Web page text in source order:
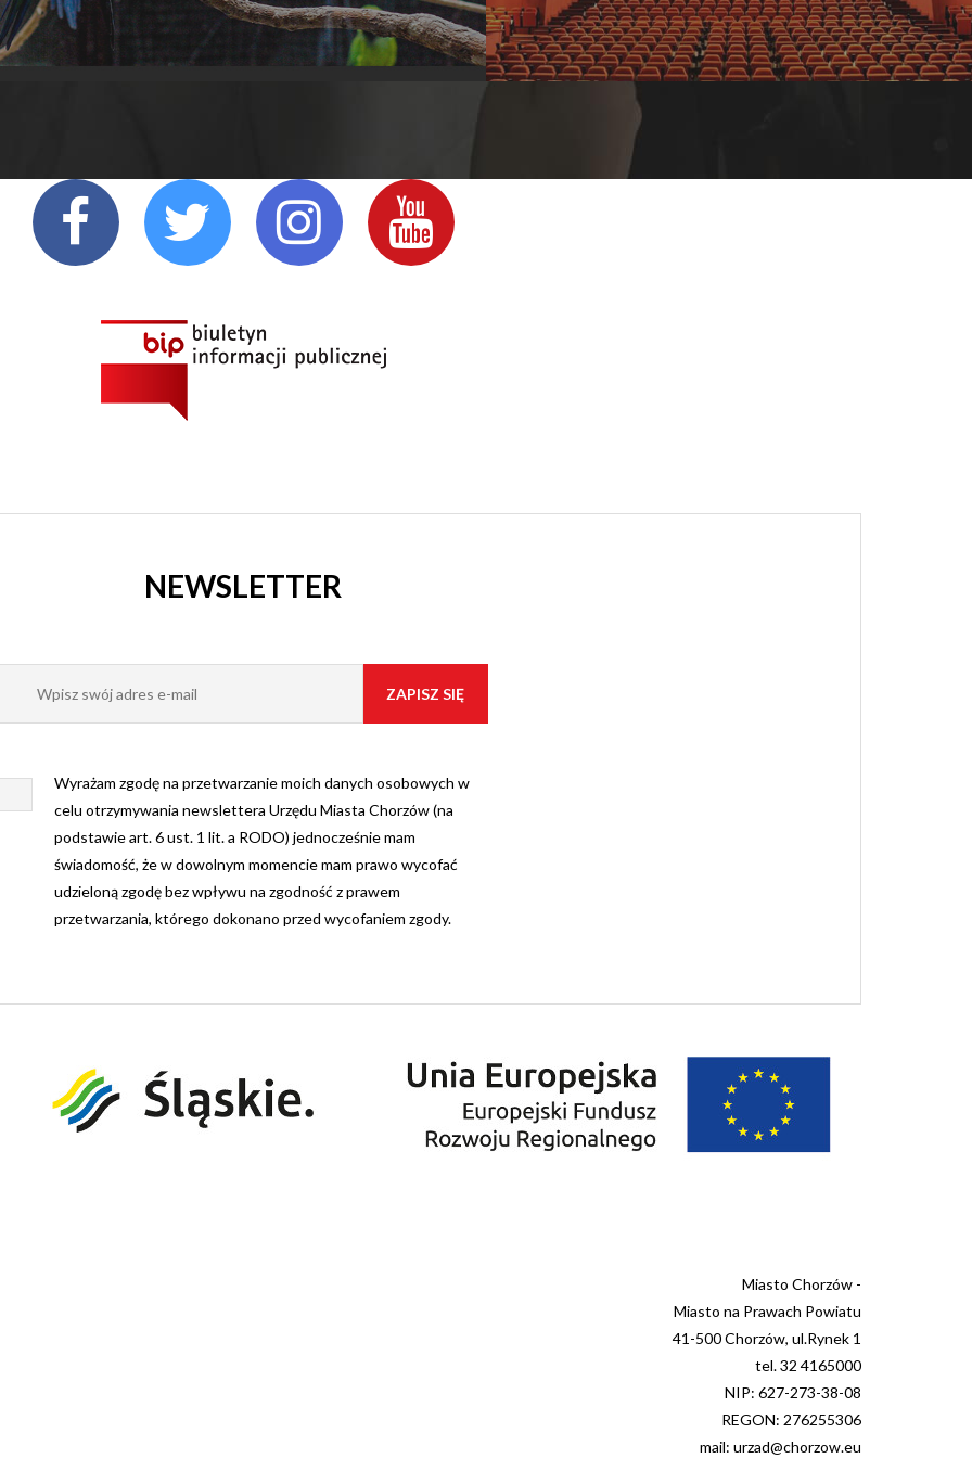
NEWSLETTER
Wyrażam zgodę na przetwarzanie moich danych osobowych w
celu otrzymywania newslettera Urzędu Miasta Chorzów (na
podstawie art. 6 ust. 1 lit. a RODO) jednocześnie mam
świadomość, że w dowolnym momencie mam prawo wycofać
udzieloną zgodę bez wpływu na zgodność z prawem
przetwarzania, którego dokonano przed wycofaniem zgody.
Miasto Chorzów -
Miasto na Prawach Powiatu
41-500 Chorzów, ul.Rynek 1
tel. 32 4165000
NIP: 627-273-38-08
REGON: 276255306
mail: urzad@chorzow.eu